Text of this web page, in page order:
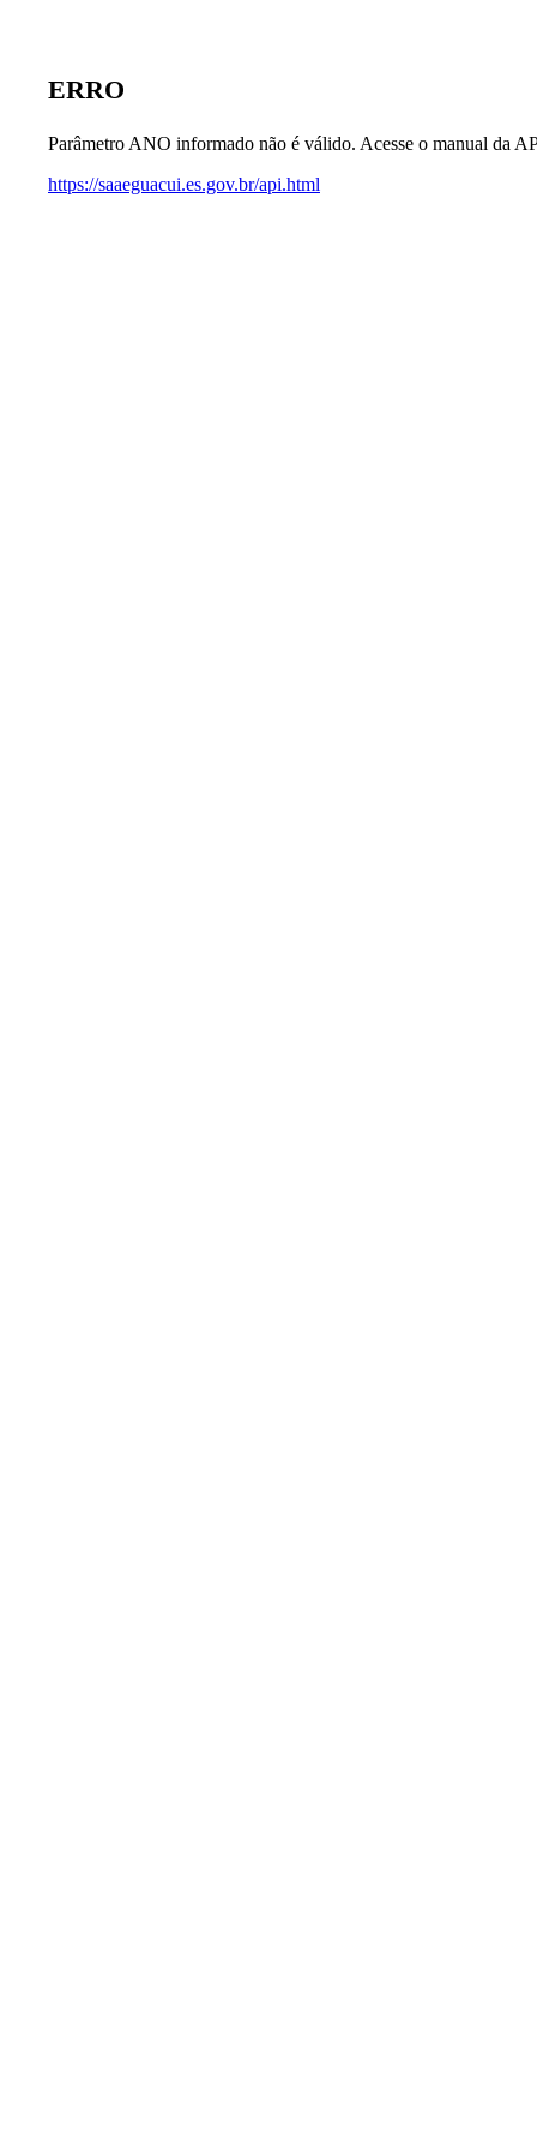
ERRO
Parâmetro ANO informado não é válido. Acesse o manual da
https://saaeguacui.es.gov.br/api.html